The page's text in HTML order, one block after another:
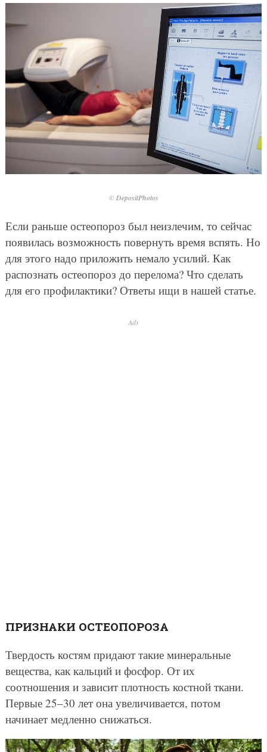
© DepositPhotos
Если раньше остеопороз был неизлечим, то сейчас
появилась возможность повернуть время вспять. Но
для этого надо приложить немало усилий. Как
распознать остеопороз до перелома? Что сделать
для его профилактики? Ответы ищи в нашей статье.
Ads
ПРИЗНАКИ ОСТЕОПОРОЗА
Твердость костям придают такие минеральные
вещества, как кальций и фосфор. От их
соотношения и зависит плотность костной ткани.
Первые 25–30 лет она увеличивается, потом
начинает медленно снижаться.